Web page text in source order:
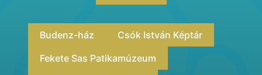
Budenz-ház
Csók István Képtár
Fekete Sas Patikamúzeum